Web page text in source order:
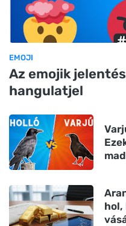
EMOJI
Az emojik
hangulatjel
hol,